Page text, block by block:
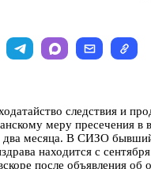
следствия и
меру пресечения в
месяца. В СИЗО бывший
находится с
после объявления об